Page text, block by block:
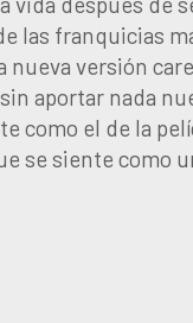
las franquicias
nueva versión
aportar nada
como el de la
se siente como